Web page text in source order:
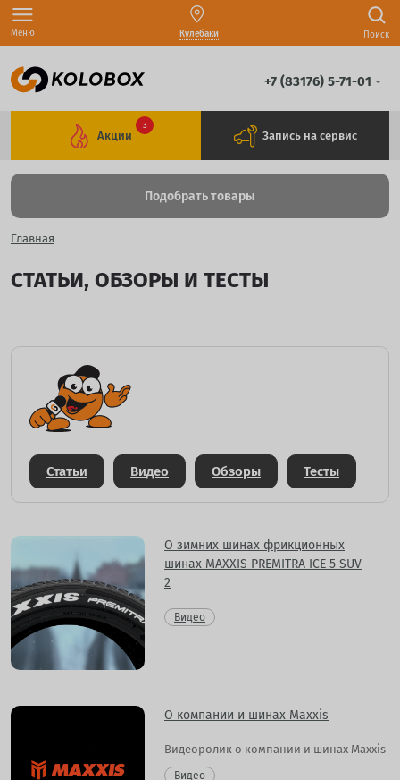
Меню Кулебаки Поиск
+7 (83176) 5-71-01
Акции
3
Запись на сервис
Подобрать товары
Главная
СТАТЬИ, ОБЗОРЫ И ТЕСТЫ
Статьи Видео Обзоры Тесты
О зимних шинах фрикционных
шинах MAXXIS PREMITRA ICE 5 SUV
2
Видео
О компании и шинах Maxxis
Видеоролик о компании и шинах Maxxis
Видео